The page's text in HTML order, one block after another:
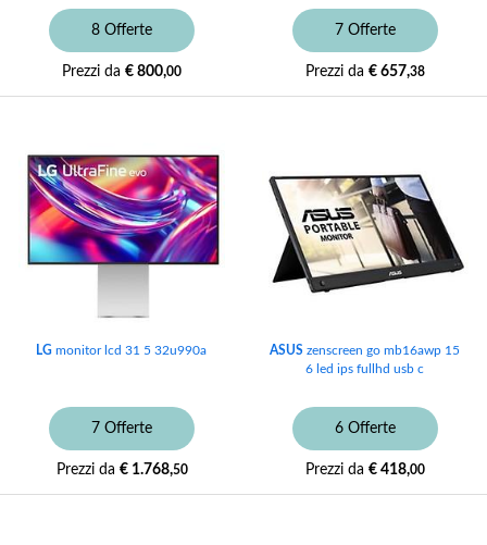
8 Offerte
Prezzi da € 800,00
7 Offerte
Prezzi da € 657,38
LG monitor lcd 31 5 32u990a
7 Offerte
Prezzi da € 1.768,50
ASUS zenscreen go mb16awp 15
6 led ips fullhd usb c
6 Offerte
Prezzi da € 418,00